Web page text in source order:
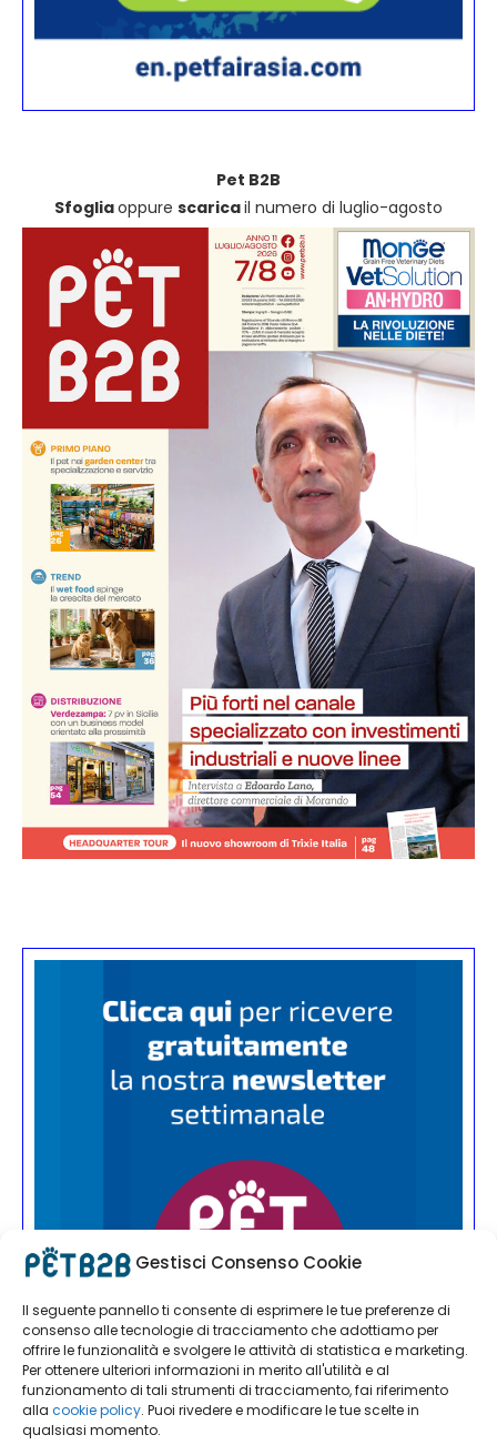
Gestisci Consenso Cookie
Il seguente pannello ti consente di esprimere le tue preferenze di
consenso alle tecnologie di tracciamento che adottiamo per
offrire le funzionalità e svolgere le attività di statistica e marketing.
Per ottenere ulteriori informazioni in merito all'utilità e al
funzionamento di tali strumenti di tracciamento, fai riferimento
alla cookie policy. Puoi rivedere e modificare le tue scelte in
qualsiasi momento.
Pet B2B
Sfogliaoppure scaricail numero di luglio-agosto